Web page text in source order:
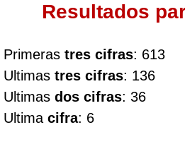
Resultados
Primeras tres cifras: 613
Ultimas tres cifras: 136
Ultimas dos cifras: 36
Ultima cifra: 6